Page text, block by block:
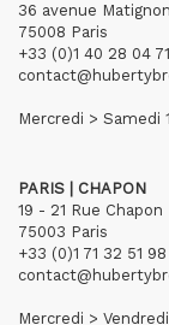
36 avenue Matignon
75008 Paris
+33 (0)1 40 28 04 71
Mercredi > Samedi
PARIS | CHAPON
19 - 21 Rue Chapon
75003 Paris
+33 (0)1 71 32 51 98
Mercredi >